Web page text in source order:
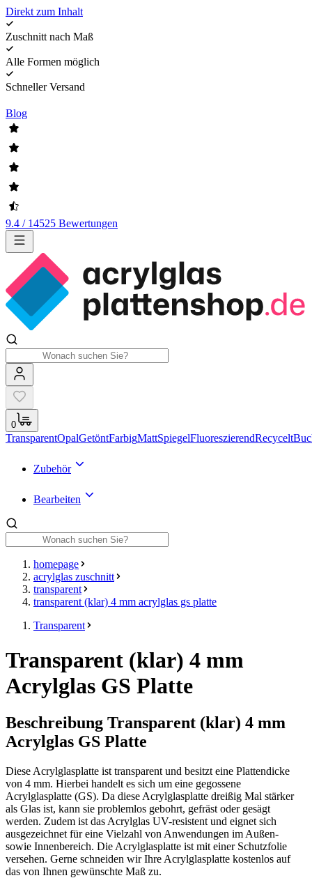
Direkt zum Inhalt
Zuschnitt nach Maß
Alle Formen möglich
Schneller Versand
Blog
9.4 / 14525 Bewertungen
0
TransparentOpalGetöntFarbigMattSpiegelFluoreszierendRecycelt
Zubehör
Bearbeiten
homepage
acrylglas zuschnitt
transparent
transparent (klar) 4 mm acrylglas gs platte
Transparent
Transparent (klar) 4 mm
Acrylglas GS Platte
Beschreibung Transparent (klar) 4 mm
Acrylglas GS Platte
Diese Acrylglasplatte ist transparent und besitzt eine Plattendicke
von 4 mm. Hierbei handelt es sich um eine gegossene
Acrylglasplatte (GS). Da diese Acrylglasplatte dreißig Mal stärker
als Glas ist, kann sie problemlos gebohrt, gefräst oder gesägt
werden. Zudem ist das Acrylglas UV-resistent und eignet sich
ausgezeichnet für eine Vielzahl von Anwendungen im Außen-
sowie Innenbereich. Die Acrylglasplatte ist mit einer Schutzfolie
versehen. Gerne schneiden wir Ihre Acrylglasplatte kostenlos auf
das von Ihnen gewünschte Maß zu.